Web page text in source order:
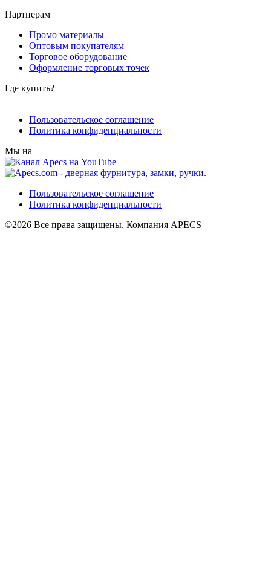
Партнерам
Промо материалы
Оптовым покупателям
Торговое оборудование
Оформление торговых точек
Где купить?
Пользовательское соглашение
Политика конфиденциальности
Мы на
Пользовательское соглашение
Политика конфиденциальности
©2026 Все права защищены. Компания APECS